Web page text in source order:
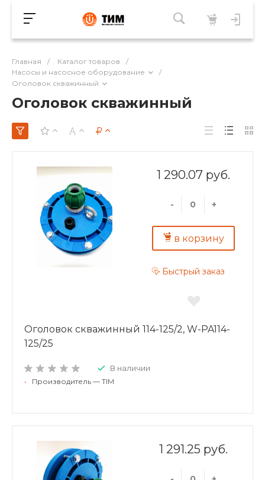
Главная / Каталог товаров
/
Насосы и насосное оборудование
/
Оголовок скважинный
Оголовок скважинный
1 290.07 руб.
- +
в корзину
Быстрый заказ
Оголовок скважинный 114-125/2, W-PA114-
125/25
В наличии
• Производитель — TIM
1 291.25 руб.